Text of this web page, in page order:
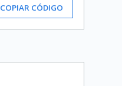
COPIAR CÓDIGO